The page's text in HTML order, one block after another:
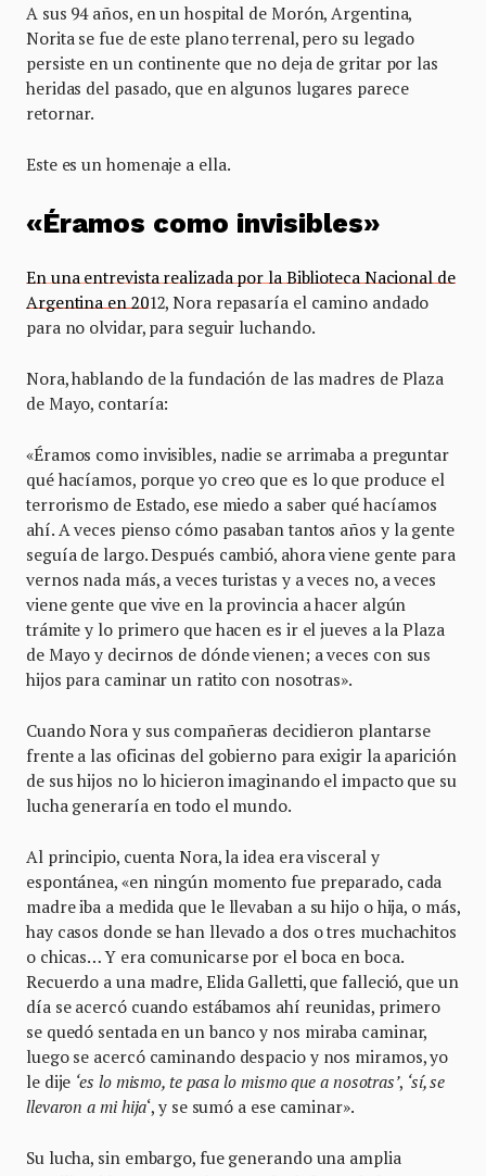
A sus 94 años, en un hospital de Morón, Argentina,
Norita se fue de este plano terrenal, pero su legado
persiste en un continente que no deja de gritar por las
heridas del pasado, que en algunos lugares parece
retornar.
Este es un homenaje a ella.
«Éramos como invisibles»
En una entrevista realizada por la Biblioteca Nacional de
Argentina en 2012, Nora repasaría el camino andado
para no olvidar, para seguir luchando.
Nora, hablando de la fundación de las madres de Plaza
de Mayo, contaría:
«Éramos como invisibles, nadie se arrimaba a preguntar
qué hacíamos, porque yo creo que es lo que produce el
terrorismo de Estado, ese miedo a saber qué hacíamos
ahí. A veces pienso cómo pasaban tantos años y la gente
seguía de largo. Después cambió, ahora viene gente para
vernos nada más, a veces turistas y a veces no, a veces
viene gente que vive en la provincia a hacer algún
trámite y lo primero que hacen es ir el jueves a la Plaza
de Mayo y decirnos de dónde vienen; a veces con sus
hijos para caminar un ratito con nosotras».
Cuando Nora y sus compañeras decidieron plantarse
frente a las oficinas del gobierno para exigir la aparición
de sus hijos no lo hicieron imaginando el impacto que su
lucha generaría en todo el mundo.
Al principio, cuenta Nora, la idea era visceral y
espontánea, «en ningún momento fue preparado, cada
madre iba a medida que le llevaban a su hijo o hija, o más,
hay casos donde se han llevado a dos o tres muchachitos
o chicas… Y era comunicarse por el boca en boca.
Recuerdo a una madre, Elida Galletti, que falleció, que un
día se acercó cuando estábamos ahí reunidas, primero
se quedó sentada en un banco y nos miraba caminar,
luego se acercó caminando despacio y nos miramos, yo
le dije ‘es lo mismo, te pasa lo mismo que a nosotras’, ‘sí, se
llevaron a mi hija‘, y se sumó a ese caminar».
Su lucha, sin embargo, fue generando una amplia